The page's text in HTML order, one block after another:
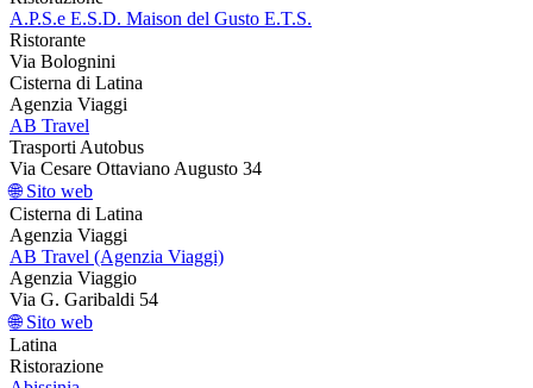
A.P.S.e E.S.D. Maison del Gusto E.T.S.
Ristorante
Via Bolognini
Cisterna di Latina
Agenzia Viaggi
AB Travel
Trasporti Autobus
Via Cesare Ottaviano Augusto 34
🌐 Sito web
Cisterna di Latina
Agenzia Viaggi
AB Travel (Agenzia Viaggi)
Agenzia Viaggio
Via G. Garibaldi 54
🌐 Sito web
Latina
Ristorazione